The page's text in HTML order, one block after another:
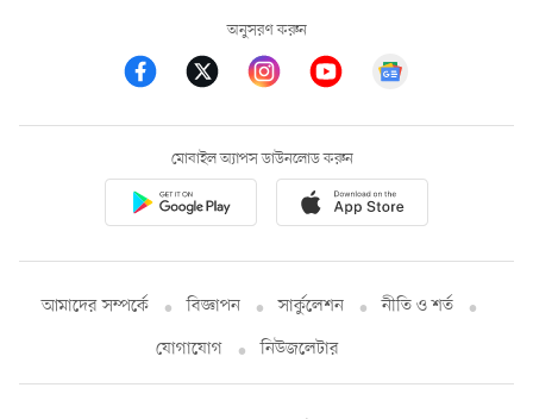
অনুসরণ করুন
মোবাইল অ্যাপস ডাউনলোড করুন
আমাদের সম্পর্কে বিজ্ঞাপন সার্কুলেশন
নীতি ও শর্ত
যোগাযোগ
নিউজলেটার